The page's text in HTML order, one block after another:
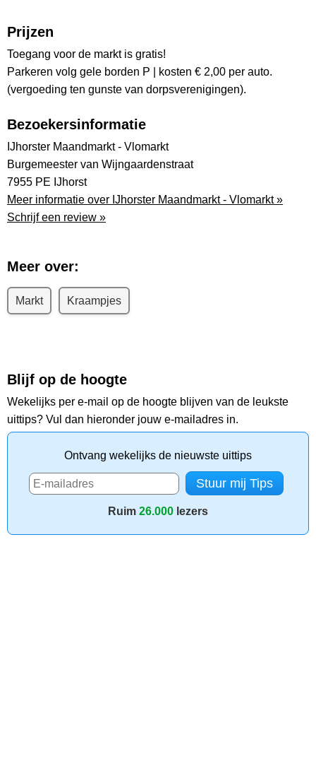
Prijzen
Toegang voor de markt is gratis!
Parkeren volg gele borden P | kosten € 2,00 per auto.
(vergoeding ten gunste van dorpsverenigingen).
Bezoekersinformatie
IJhorster Maandmarkt - Vlomarkt
Burgemeester van Wijngaardenstraat
7955 PE IJhorst
Meer informatie over IJhorster Maandmarkt - Vlomarkt »
Schrijf een review »
Meer over:
Markt Kraampjes
Blijf op de hoogte
Wekelijks per e-mail op de hoogte blijven van de leukste
uittips? Vul dan hieronder jouw e-mailadres in.
Ontvang wekelijks de nieuwste uittips
Ruim 26.000 lezers